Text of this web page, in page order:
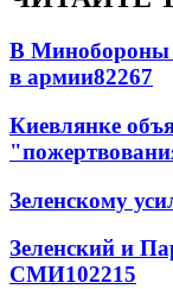
В Минобороны
в армии82267
Киевлянке
Зеленскому
Зеленский и
СМИ102215